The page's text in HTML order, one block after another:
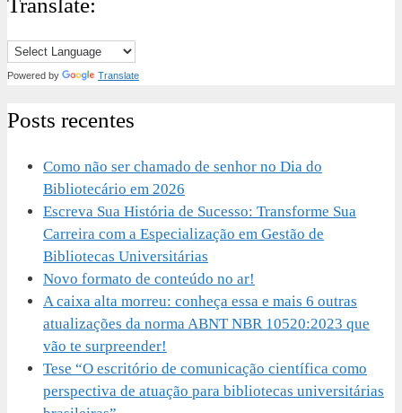
Translate:
Powered by Translate
Posts recentes
Como não ser chamado de senhor no Dia do
Bibliotecário em 2026
Escreva Sua História de Sucesso: Transforme Sua
Carreira com a Especialização em Gestão de
Bibliotecas Universitárias
Novo formato de conteúdo no ar!
A caixa alta morreu: conheça essa e mais 6 outras
atualizações da norma ABNT NBR 10520:2023 que
vão te surpreender!
Tese “O escritório de comunicação científica como
perspectiva de atuação para bibliotecas universitárias